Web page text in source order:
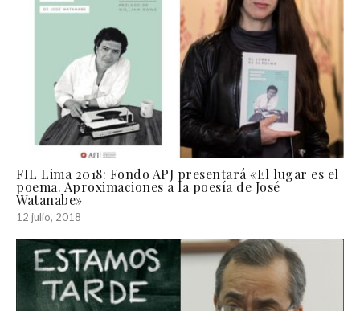
FIL Lima 2018: Fondo APJ presentará «El lugar es el
poema. Aproximaciones a la poesía de José
Watanabe»
12 julio, 2018